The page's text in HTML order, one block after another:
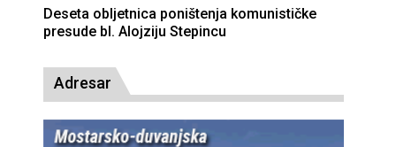
Deseta obljetnica poništenja komunističke
presude bl. Alojziju Stepincu
Adresar